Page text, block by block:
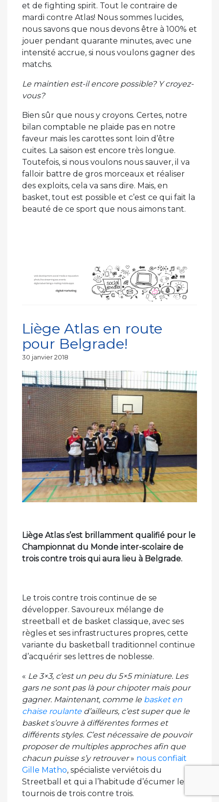
et de fighting spirit. Tout le contraire de
mardi contre Atlas! Nous sommes lucides,
nous savons que nous devons être à 100% et
jouer pendant quarante minutes, avec une
intensité accrue, si nous voulons gagner des
matchs.
Le maintien est-il encore possible? Y croyez-
vous?
Bien sûr que nous y croyons. Certes, notre
bilan comptable ne plaide pas en notre
faveur mais les carottes sont loin d’être
cuites. La saison est encore très longue.
Toutefois, si nous voulons nous sauver, il va
falloir battre de gros morceaux et réaliser
des exploits, cela va sans dire. Mais, en
basket, tout est possible et c’est ce qui fait la
beauté de ce sport que nous aimons tant.
Liège Atlas en route
pour Belgrade!
Publié
30 janvier 2018
Liège Atlas s’est brillamment qualifié pour le
Championnat du Monde inter-scolaire de
trois contre trois qui aura lieu à Belgrade.
Le trois contre trois continue de se
développer. Savoureux mélange de
streetball et de basket classique, avec ses
règles et ses infrastructures propres, cette
variante du basketball traditionnel continue
d’acquérir ses lettres de noblesse.
« Le 3×3, c’est un peu du 5×5 miniature. Les
gars ne sont pas là pour chipoter mais pour
gagner. Maintenant, comme le basket en
chaise roulanted’ailleurs, c’est super que le
basket s’ouvre à différentes formes et
différents styles. C’est nécessaire de pouvoir
proposer de multiples approches afin que
chacun puisse s’y retrouver» nous confiait
Gille Matho, spécialiste verviétois du
Streetball et qui a l’habitude d’écumer les
tournois de trois contre trois.